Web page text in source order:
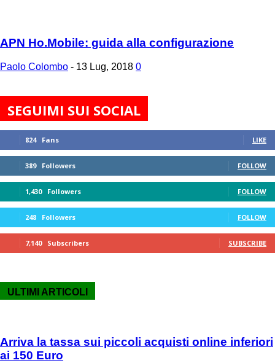
APN Ho.Mobile: guida alla configurazione
Paolo Colombo - 13 Lug, 2018 0
SEGUIMI SUI SOCIAL
824 Fans LIKE
389 Followers FOLLOW
1,430 Followers FOLLOW
248 Followers FOLLOW
7,140 Subscribers SUBSCRIBE
ULTIMI ARTICOLI
Arriva la tassa sui piccoli acquisti online inferiori
ai 150 Euro